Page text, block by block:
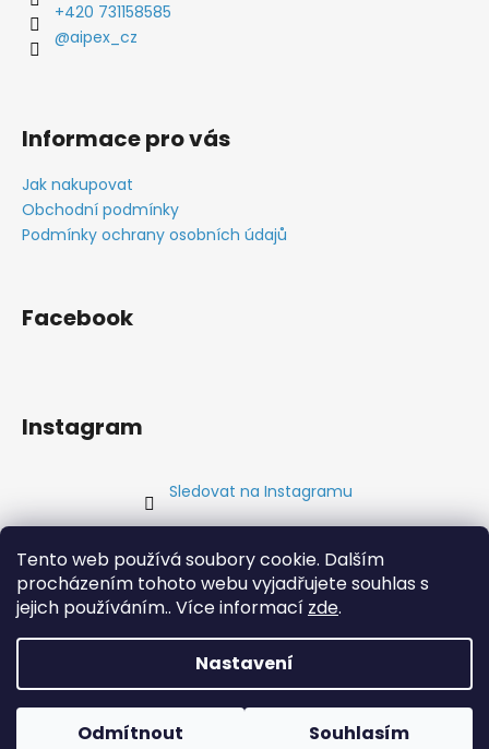
Tento web používá soubory cookie. Dalším
procházením tohoto webu vyjadřujete souhlas s
jejich používáním.. Více informací zde.
Nastavení
Odmítnout Souhlasím
+420 731158585
@aipex_cz
Informace pro vás
Jak nakupovat
Obchodní podmínky
Podmínky ochrany osobních údajů
Facebook
Instagram
Sledovat na Instagramu
Přijímáme online platby
Copyright 2026www.aipex4you.cz. Všechna práva
vyhrazena.
Upravit nastavení cookies